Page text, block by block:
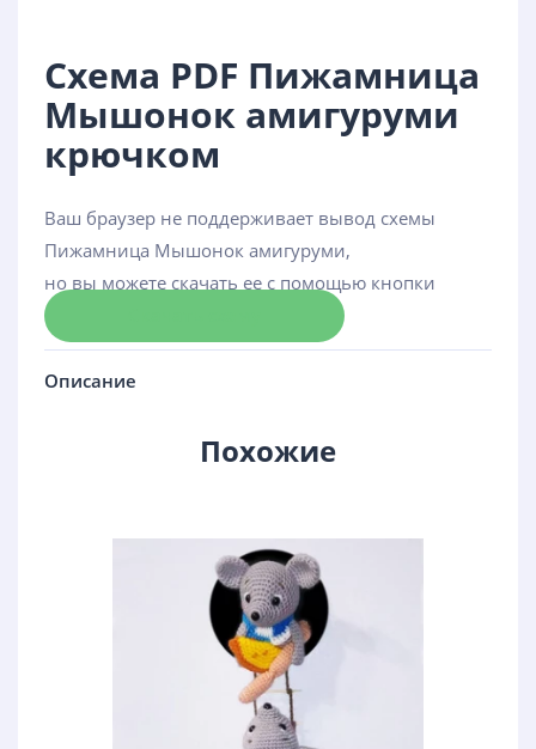
Схема PDF Пижамница
Мышонок амигуруми
крючком
Ваш браузер не поддерживает вывод схемы
Пижамница Мышонок амигуруми,
но вы можете скачать ее с помощью кнопки
Описание
Похожие